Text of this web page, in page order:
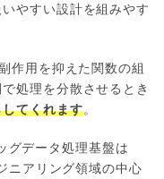
やすい設計を組みやす
作用を抑えた関数の組
処理を分散させるとき
てくれます。
グデータ処理基盤は
ニアリング領域の中心